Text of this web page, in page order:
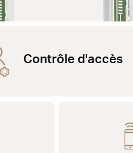
Contrôle d'accès